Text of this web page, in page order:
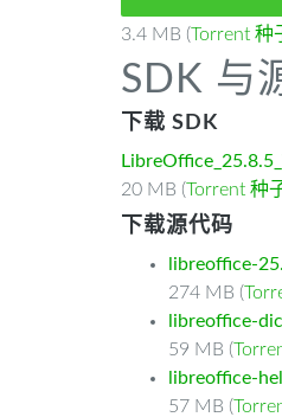
3.4 MB (Torrent 种
SDK 与
下载 SDK
20 MB (Torrent 种
下载源代码
libreoffice-
274 MB (
libreoffice-
59 MB (
libreoffice-
57 MB (